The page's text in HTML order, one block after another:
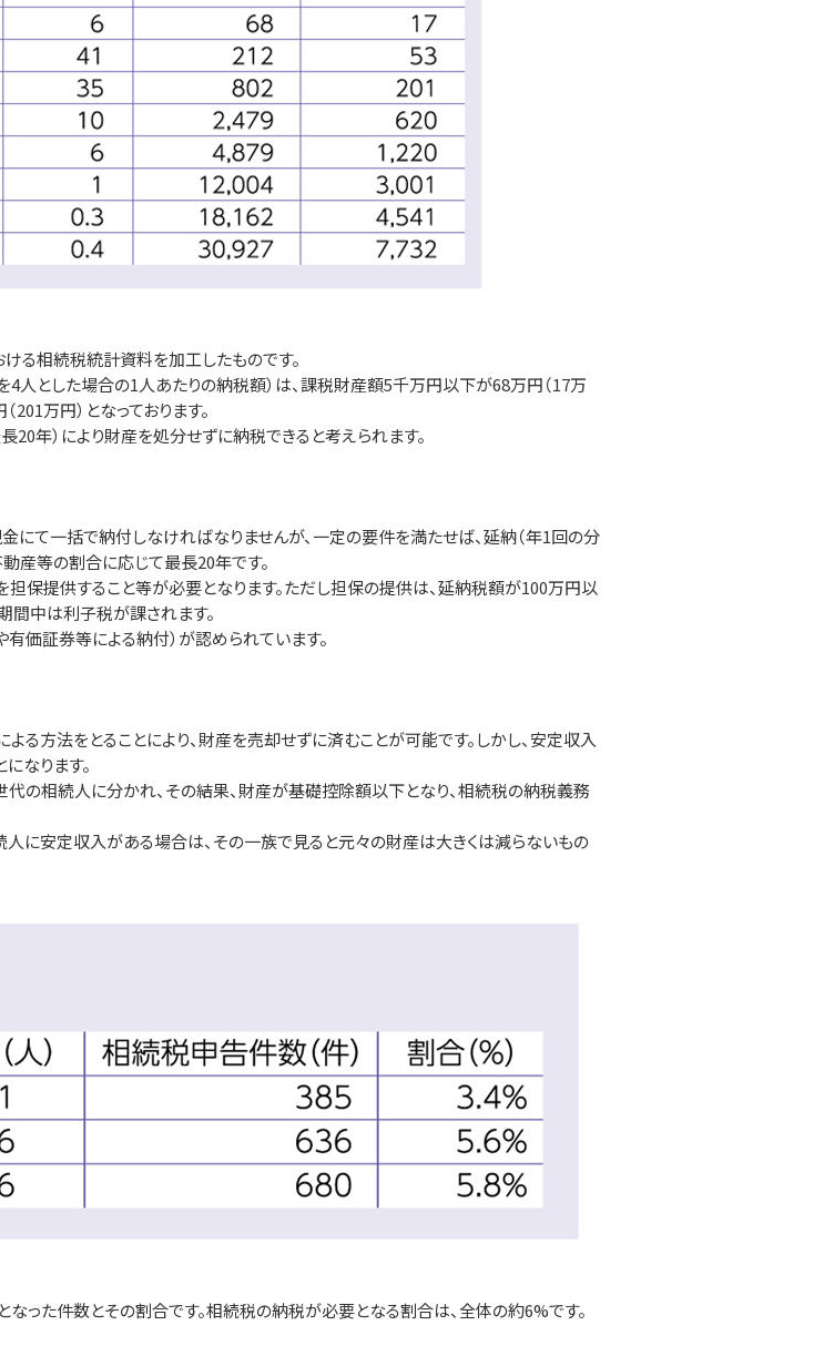
る相続税統計資料を加工したものです。
人とした場合の1人あたりの納税額）は、課税財産額5千万円以下が68万円（17万
万円）となっております。
年）により財産を処分せずに納税できると考えられます。
にて一括で納付しなければなりませんが、一定の要件を満たせば、延納（年1回の分
産等の割合に応じて最長20年です。
保提供すること等が必要となります。ただし担保の提供は、延納税額が100万円以
中は利子税が課されます。
価証券等による納付）が認められています。
方法をとることにより、財産を売却せずに済むことが可能です。しかし、安定収入
なります。
の相続人に分かれ、その結果、財産が基礎控除額以下となり、相続税の納税義務
に安定収入がある場合は、その一族で見ると元々の財産は大きくは減らないもの
った件数とその割合です。相続税の納税が必要となる割合は、全体の約6%です。